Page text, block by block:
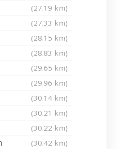
(27.19 km)
(27.33 km)
(28.15 km)
(28.83 km)
(29.65 km)
(29.96 km)
(30.14 km)
(30.21 km)
(30.22 km)
(30.42 km)